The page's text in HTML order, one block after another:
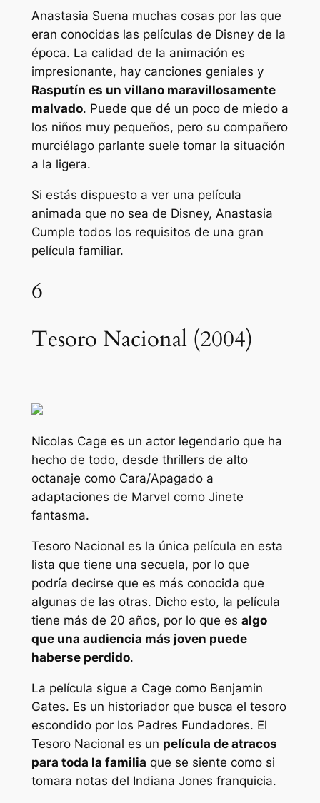
Anastasia Suena muchas cosas por las que
eran conocidas las películas de Disney de la
época. La calidad de la animación es
impresionante, hay canciones geniales y
Rasputín es un villano maravillosamente
malvado. Puede que dé un poco de miedo a
los niños muy pequeños, pero su compañero
murciélago parlante suele tomar la situación
a la ligera.
Si estás dispuesto a ver una película
animada que no sea de Disney, Anastasia
Cumple todos los requisitos de una gran
película familiar.
6
Tesoro Nacional (2004)
Nicolas Cage es un actor legendario que ha
hecho de todo, desde thrillers de alto
octanaje como Cara/Apagadoa
adaptaciones de Marvel como Jinete
fantasma.
Tesoro Nacional es la única película en esta
lista que tiene una secuela, por lo que
podría decirse que es más conocida que
algunas de las otras. Dicho esto, la película
tiene más de 20 años, por lo que es algo
que una audiencia más joven puede
haberse perdido.
La película sigue a Cage como Benjamin
Gates. Es un historiador que busca el tesoro
escondido por los Padres Fundadores. El
Tesoro Nacional es un película de atracos
para toda la familia que se siente como si
tomara notas del Indiana Jones franquicia.